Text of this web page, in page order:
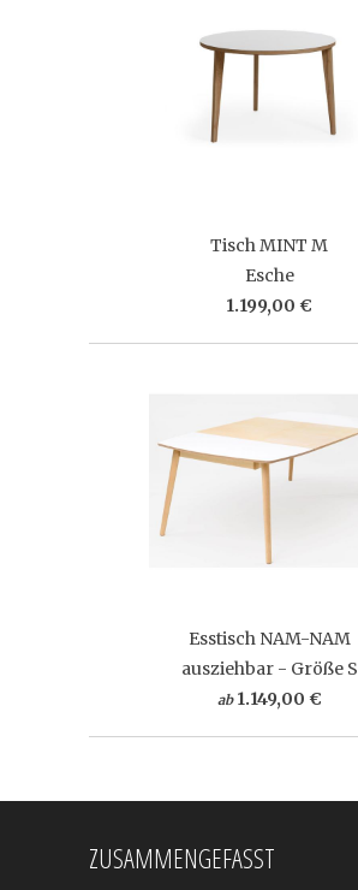
Tisch MINT M
Esche
1.199,00 €
Esstisch NAM-NAM
ausziehbar - Größe S
ab 1.149,00 €
ZUSAMMENGEFASST